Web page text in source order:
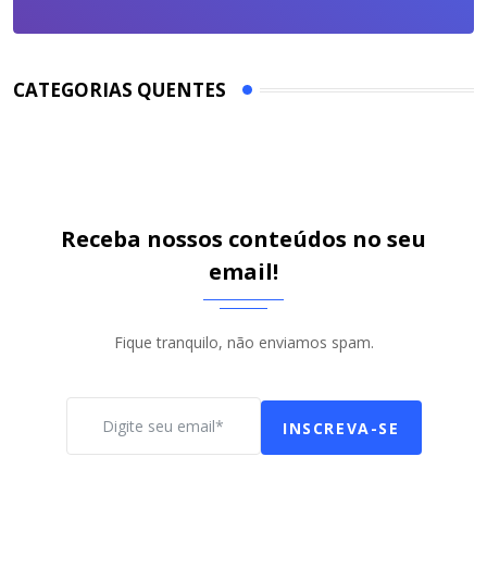
CATEGORIAS QUENTES
Receba nossos conteúdos no seu
email!
Fique tranquilo, não enviamos spam.
INSCREVA-SE